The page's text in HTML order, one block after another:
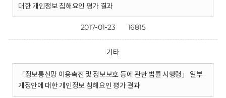
대한 개인정보 침해요인 평가 결과
2017-01-23 16815
기타
「정보통신망 이용촉진 및 정보보호 등에 관한 법률 시행령」 일부
개정안에 대한 개인정보 침해요인 평가 결과